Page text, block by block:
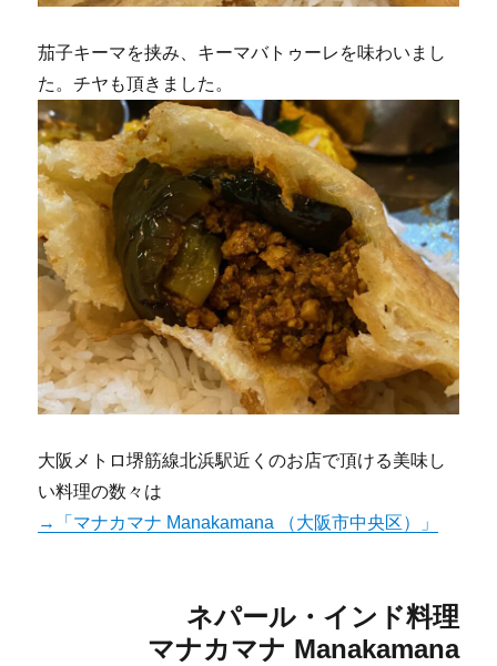
茄子キーマを挟み、キーマバトゥーレを味わいまし
た。チヤも頂きました。
大阪メトロ堺筋線北浜駅近くのお店で頂ける美味し
い料理の数々は
→「マナカマナ Manakamana （大阪市中央区）」
ネパール・インド料理
マナカマナ Manakamana